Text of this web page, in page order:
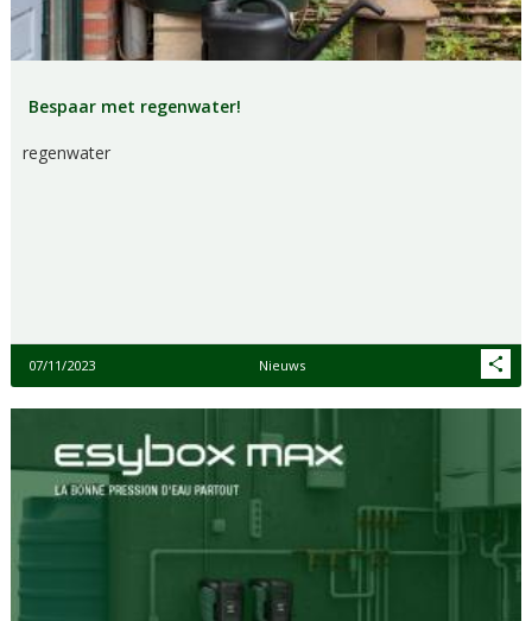
Bespaar met regenwater!
regenwater
07/11/2023 Nieuws